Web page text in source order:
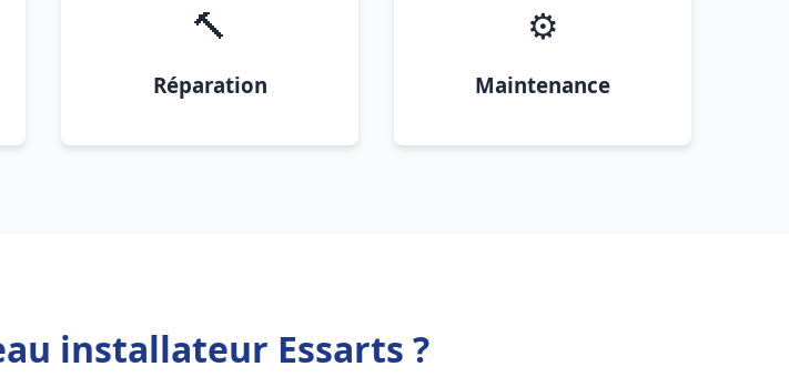
🔨
Réparation
⚙️
Maintenance
installateur Essarts ?